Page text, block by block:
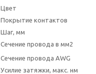
Цвет
Покрытие контактов
Шаг, мм
Сечение провода в мм2
Сечение провода AWG
Усилие затяжки, макс. нм